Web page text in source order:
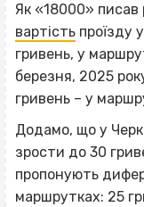
Як «18000» писав
вартість проїзду
гривень, у
березня, 2025
гривень – у
Додамо, що у
зрости до 30
пропонують
маршрутках: 25